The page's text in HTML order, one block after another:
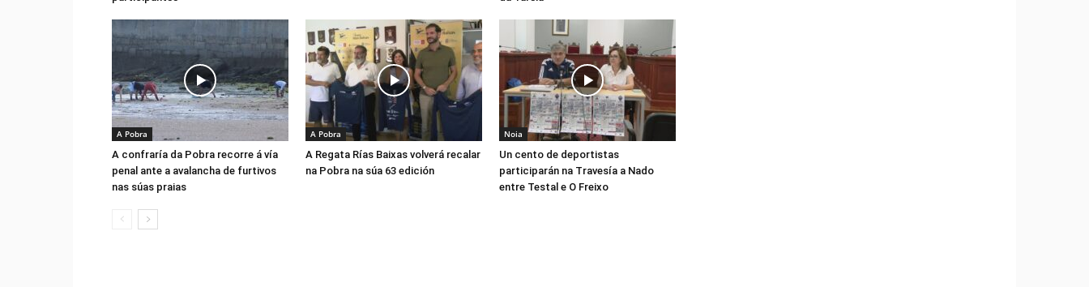
A Pobra
A confraría da Pobra recorre á vía
penal ante a avalancha de furtivos
nas súas praias
A Pobra
A Regata Rías Baixas volverá recalar
na Pobra na súa 63 edición
Noia
Un cento de deportistas
participarán na Travesía a Nado
entre Testal e O Freixo